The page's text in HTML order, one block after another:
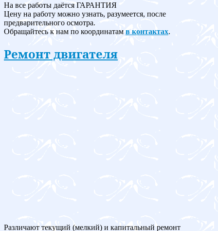
На все работы даётся ГАРАНТИЯ
Цену на работу можно узнать, разумеется, после
предварительного осмотра.
Обращайтесь к нам по координатам в контактах.
Ремонт двигателя
Различают текущий (мелкий) и капитальный ремонт